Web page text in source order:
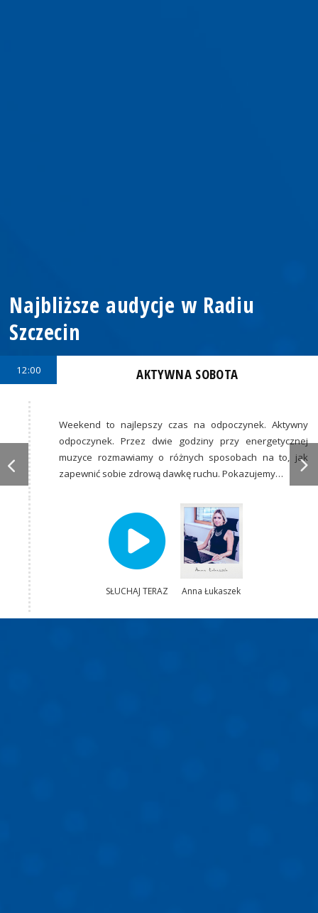
Najbliższe audycje w Radiu
Szczecin
12:00 AKTYWNA SOBOTA
Weekend to najlepszy czas na odpoczynek. Aktywny
odpoczynek. Przez dwie godziny przy energetycznej
muzyce rozmawiamy o różnych sposobach na to, jak
zapewnić sobie zdrową dawkę ruchu. Pokazujemy…
SŁUCHAJ TERAZ Anna Łukaszek